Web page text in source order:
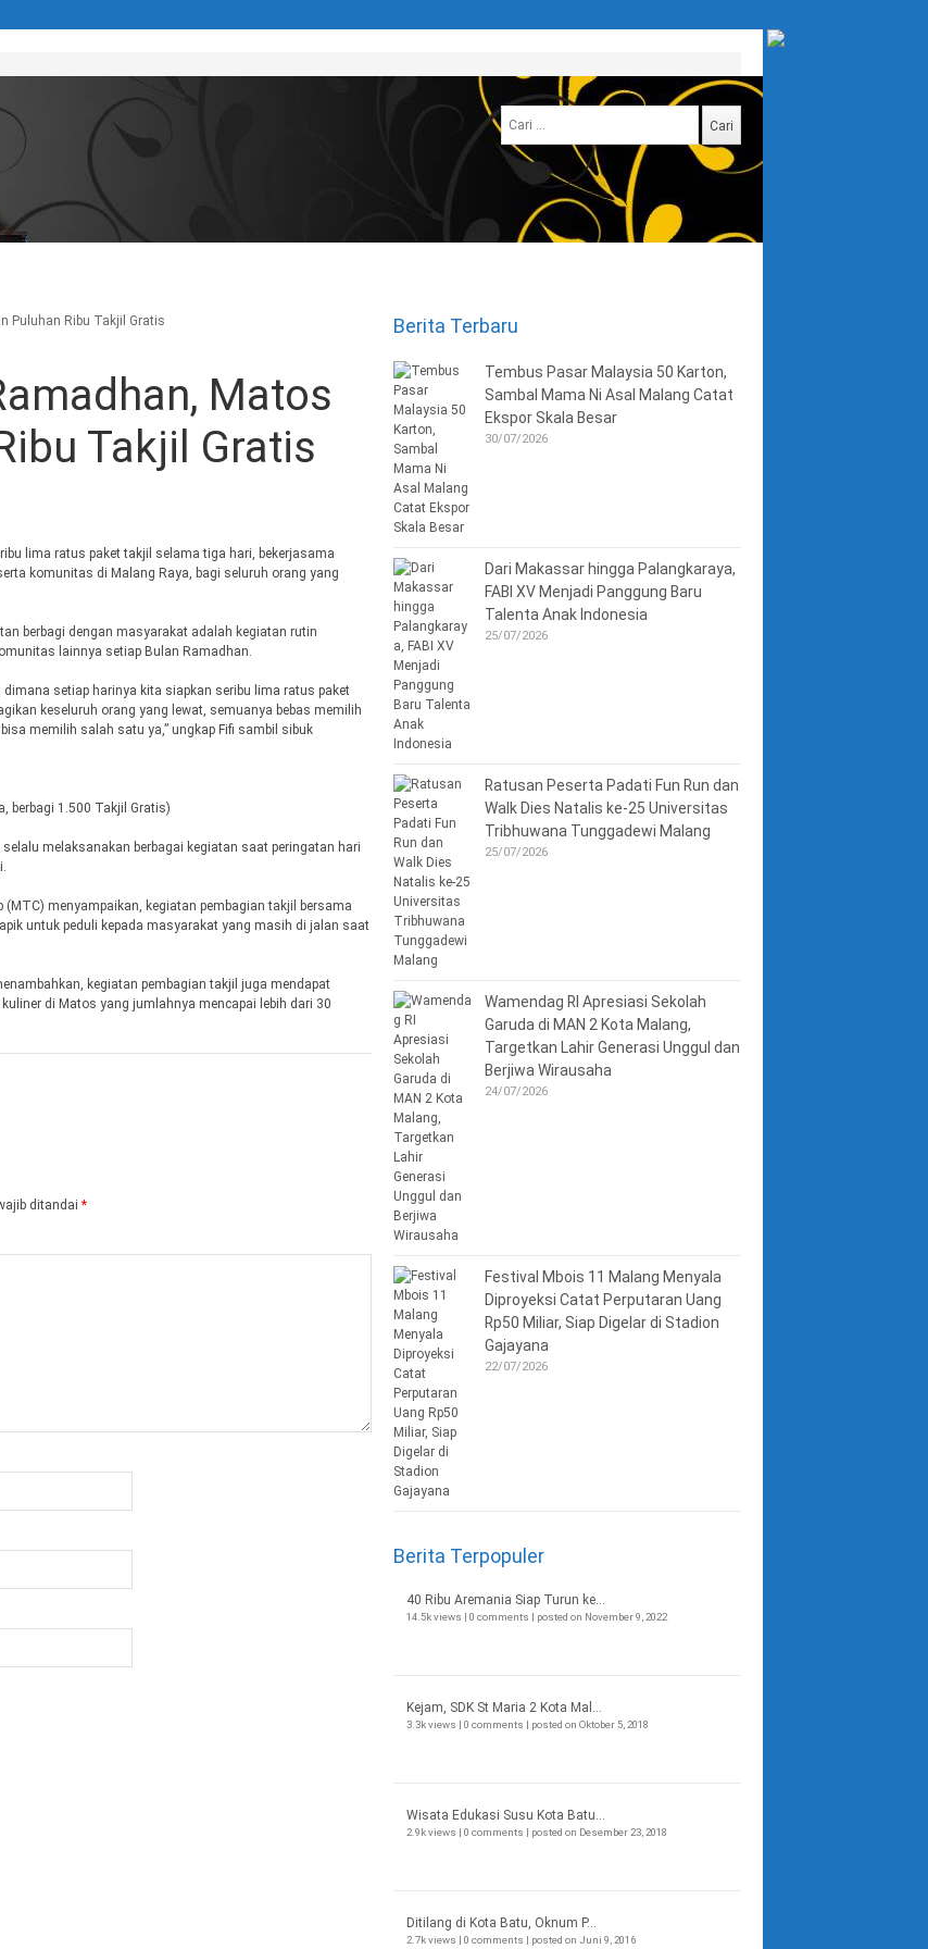
Cari
untuk:
Puluhan Ribu Takjil Gratis
Matos
Takjil Gratis
lima ratus paket takjil selama tiga hari, bekerjasama
komunitas di Malang Raya, bagi seluruh orang yang
berbagi dengan masyarakat adalah kegiatan rutin
lainnya setiap Bulan Ramadhan.
setiap harinya kita siapkan seribu lima ratus paket
keseluruh orang yang lewat, semuanya bebas memilih
memilih salah satu ya,” ungkap Fifi sambil sibuk
berbagi 1.500 Takjil Gratis)
melaksanakan berbagai kegiatan saat peringatan hari
menyampaikan, kegiatan pembagian takjil bersama
untuk peduli kepada masyarakat yang masih di jalan saat
kegiatan pembagian takjil juga mendapat
di Matos yang jumlahnya mencapai lebih dari 30
ditandai *
Berita Terbaru
Tembus Pasar Malaysia 50 Karton,
Sambal Mama Ni Asal Malang Catat
Ekspor Skala Besar
30/07/2026
Dari Makassar hingga Palangkaraya,
FABI XV Menjadi Panggung Baru
Talenta Anak Indonesia
25/07/2026
Ratusan Peserta Padati Fun Run dan
Walk Dies Natalis ke-25 Universitas
Tribhuwana Tunggadewi Malang
25/07/2026
Wamendag RI Apresiasi Sekolah
Garuda di MAN 2 Kota Malang,
Targetkan Lahir Generasi Unggul dan
Berjiwa Wirausaha
24/07/2026
Festival Mbois 11 Malang Menyala
Diproyeksi Catat Perputaran Uang
Rp50 Miliar, Siap Digelar di Stadion
Gajayana
22/07/2026
Berita Terpopuler
40 Ribu Aremania Siap Turun ke...
14.5k views | 0 comments | posted on November 9, 2022
Kejam, SDK St Maria 2 Kota Mal...
3.3k views | 0 comments | posted on Oktober 5, 2018
Wisata Edukasi Susu Kota Batu...
2.9k views | 0 comments | posted on Desember 23, 2018
Ditilang di Kota Batu, Oknum P...
2.7k views | 0 comments | posted on Juni 9, 2016